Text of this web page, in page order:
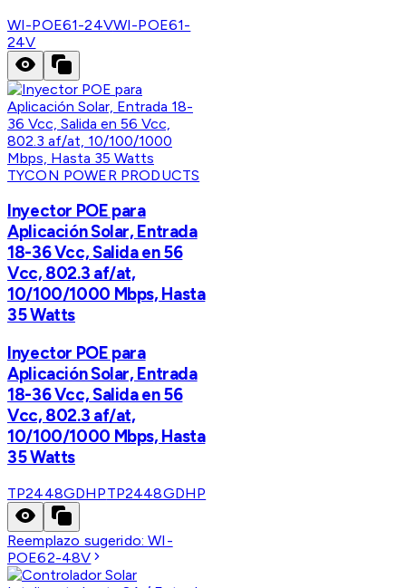
WI-POE61-24VWI-POE61-
24V
TYCON POWER PRODUCTS
Inyector POE para
Aplicación Solar, Entrada
18-36 Vcc, Salida en 56
Vcc, 802.3 af/at,
10/100/1000 Mbps, Hasta
35 Watts
Inyector POE para
Aplicación Solar, Entrada
18-36 Vcc, Salida en 56
Vcc, 802.3 af/at,
10/100/1000 Mbps, Hasta
35 Watts
TP2448GDHPTP2448GDHP
Reemplazo sugerido:WI-
POE62-48V